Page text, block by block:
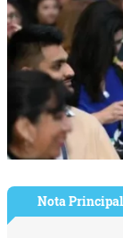
Nota Principal